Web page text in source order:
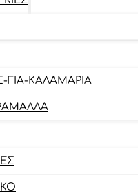
ΓΙΑ-ΚΑΛΑΜΆΡΙΑ